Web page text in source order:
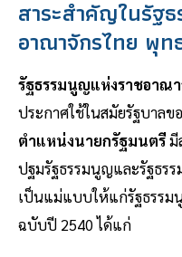
สาระสำคัญในรัฐ
อาณาจักรไทย พุท
รัฐธรรมนูญแห่งราชอาณ
ประกาศใช้ในสมัยรัฐบาลข
ตำแหน่งนายกรัฐมนตรีมี
ปฐมรัฐธรรมนูญและรัฐธร
เป็นแม่แบบให้แก่รัฐธรร
ฉบับปี 2540 ได้แก่